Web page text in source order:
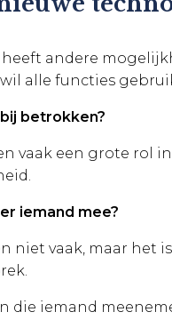
andere
alle functies
betrokken?
vaak een grote rol
iemand mee?
niet vaak, maar het
die iemand